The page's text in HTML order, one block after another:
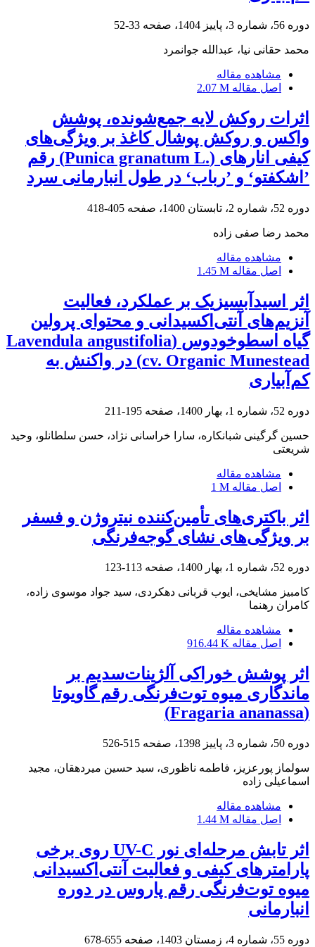
دوره 56، شماره 3، پاییز 1404، صفحه 33-52
محمد حقانی نیا، عبدالله جوانمرد
مشاهده مقاله
اصل مقاله 2.07 M
اثرات روکش لایه جمع‌شونده، پوشش
واکس و روکش پوشال کاغذ بر ویژگی‌های
کیفی انارهای‌ ‏(‏Punica granatum L.‎‏) رقم
’اشکفتو‘ و ’رباب‘ در طول انبارمانی سرد
دوره 52، شماره 2، تابستان 1400، صفحه 405-418
محمد رضا صفی زاده
مشاهده مقاله
اصل مقاله 1.45 M
اثر اسیدآبسیزیک بر عملکرد، فعالیت
آنزیم‌های آنتی‌اکسیدانی و محتوای پرولین
گیاه اسطوخودوس‎ ‎‏(‏Lavendula angustifolia
cv. Organic Munestead‏) در واکنش به
‌کم‌آبیاری
دوره 52، شماره 1، بهار 1400، صفحه 195-211
حسین گرگینی شبانکاره، سارا خراسانی نژاد، حسن سلطانلو، وحید
شریعتی
مشاهده مقاله
اصل مقاله 1 M
اثر باکتری‌های تأمین‌کننده نیتروژن و فسفر
بر ویژگی‌های نشای گوجه‌فرنگی
دوره 52، شماره 1، بهار 1400، صفحه 113-123
کامبیز مشایخی، ایوب قربانی دهکردی، سید جواد موسوی زاده،
کامران رهنما
مشاهده مقاله
اصل مقاله 916.44 K
اثر پوشش خوراکی آلژینات‌سدیم بر
ماندگاری میوه توت‌فرنگی رقم گاویوتا
(Fragaria ananassa)
دوره 50، شماره 3، پاییز 1398، صفحه 515-526
سولماز پورعزیز، فاطمه ناظوری، سید حسین میردهقان، مجید
اسماعیلی زاده
مشاهده مقاله
اصل مقاله 1.44 M
اثر تابش مرحله‌ای نور UV-C روی برخی
پارامترهای کیفی و فعالیت آنتی‌اکسیدانی
میوه توت‌فرنگی رقم پاروس در دوره
انبارمانی
دوره 55، شماره 4، زمستان 1403، صفحه 655-678